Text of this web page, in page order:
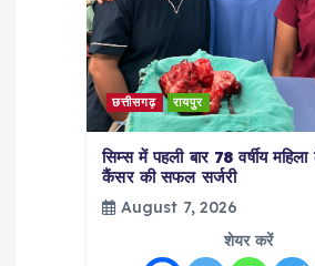
छत्तीसगढ़ रायपुर
सिम्स में पहली बार 78 वर्षीय
कैंसर की सफल सर्जरी
August 7, 2026
शेयर करें